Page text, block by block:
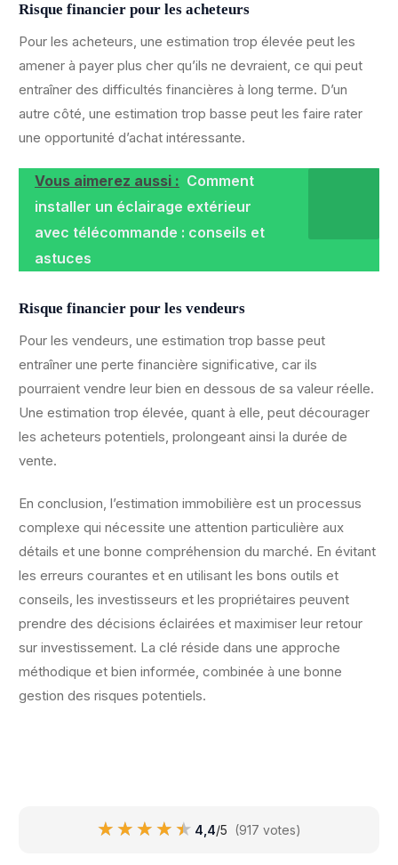
Risque financier pour les acheteurs
Pour les acheteurs, une estimation trop élevée peut les
amener à payer plus cher qu’ils ne devraient, ce qui peut
entraîner des difficultés financières à long terme. D’un
autre côté, une estimation trop basse peut les faire rater
une opportunité d’achat intéressante.
Vous aimerez aussi : Comment
installer un éclairage extérieur
avec télécommande : conseils et
astuces
Risque financier pour les vendeurs
Pour les vendeurs, une estimation trop basse peut
entraîner une perte financière significative, car ils
pourraient vendre leur bien en dessous de sa valeur réelle.
Une estimation trop élevée, quant à elle, peut décourager
les acheteurs potentiels, prolongeant ainsi la durée de
vente.
En conclusion, l’estimation immobilière est un processus
complexe qui nécessite une attention particulière aux
détails et une bonne compréhension du marché. En évitant
les erreurs courantes et en utilisant les bons outils et
conseils, les investisseurs et les propriétaires peuvent
prendre des décisions éclairées et maximiser leur retour
sur investissement. La clé réside dans une approche
méthodique et bien informée, combinée à une bonne
gestion des risques potentiels.
★★★★★
★★★★★ 4,4/5 (917 votes)